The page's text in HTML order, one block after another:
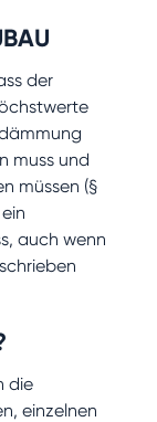
der
muss und
müssen (§
auch wenn
die
einzelnen